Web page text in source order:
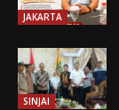
JAKARTA
SINJAI